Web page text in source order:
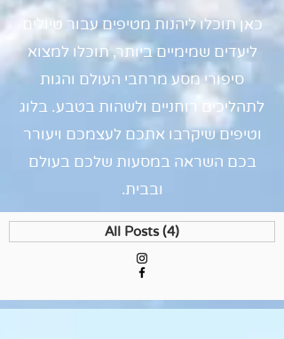
כאן תוכלו ליהנות מטיפים עבור טיולים
ליעדים שמימיים ביותר, תוכלו למצוא
סיפורי מסע מרחבי העולם והגות
לתהליכים רוחניים ולשהות בטבע. בלוג
וטיפים שיקרבו אתכם לעצמכם ויעורר
בכם השראה במסעות שלכם בעולם
ובבית.
All Posts (4)